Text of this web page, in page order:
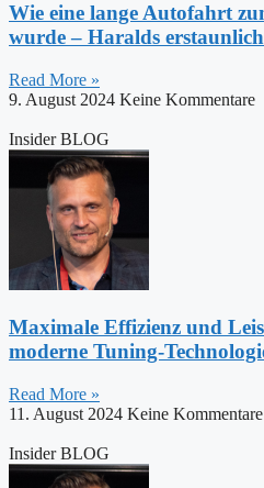
Wie eine lange Autofahrt
wurde – Haralds
Read More »
9. August 2024 Keine Kommentare
Insider BLOG
Maximale Effizienz und
moderne Tuning-
Read More »
11. August 2024 Keine Kommentare
Insider BLOG